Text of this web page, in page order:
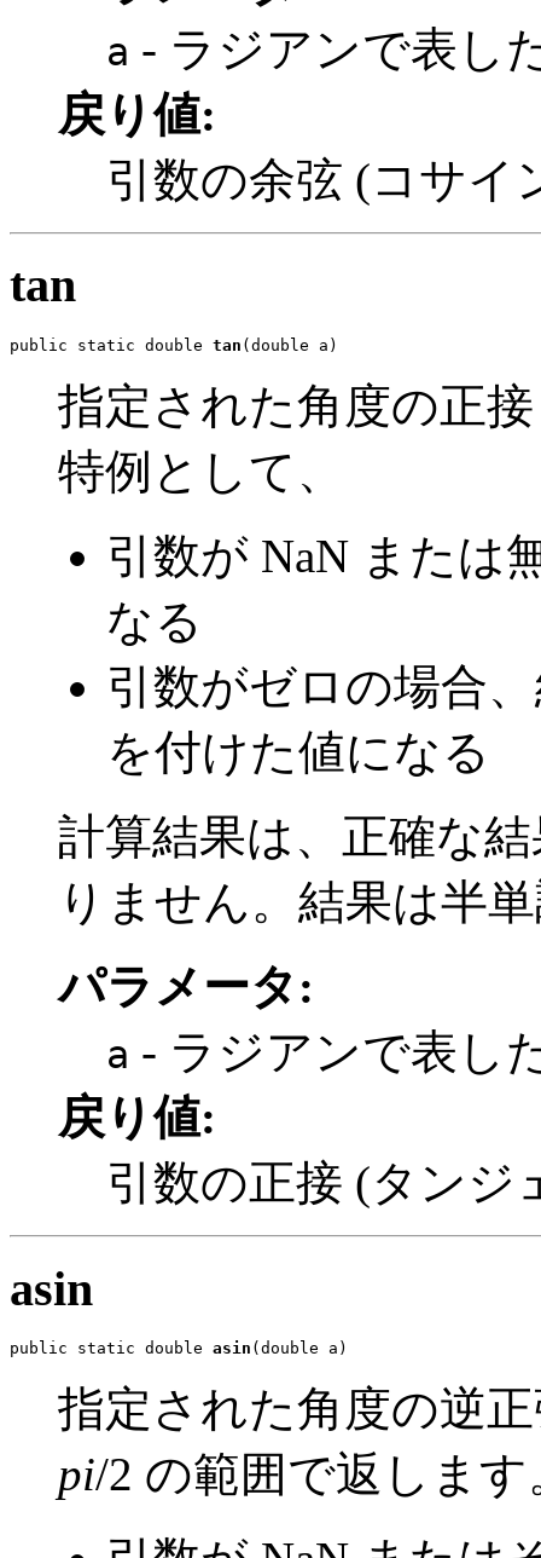
a - ラジアンで表し
戻り値:
引数の余弦 (コサイ
tan
public static double tan (double a)
指定された角度の正
特例として、
引数が NaN または
なる
引数がゼロの場合
を付けた値になる
計算結果は、正確な
りません。結果は半
パラメータ:
a - ラジアンで表し
戻り値:
引数の正接 (タンジ
asin
public static double asin (double a)
指定された角度の逆
pi/2 の範囲で返しま